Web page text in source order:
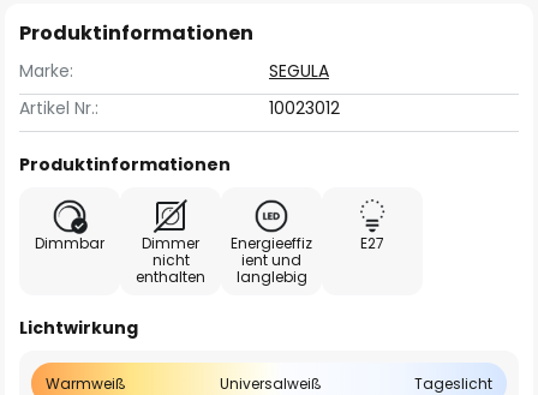
Produktinformationen
Marke:
SEGULA
Artikel Nr.:
10023012
Produktinformationen
Dimmbar
Dimmer
nicht
enthalten
Energieeffiz
ient und
langlebig
E27
Lichtwirkung
Warmweiß Universalweiß Tageslicht